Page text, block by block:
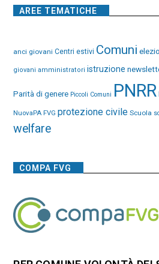
AREE TEMATICHE
anci giovani Centri estivi Comuni
giovani amministratori istruzione
Parità di genere Piccoli Comuni PNRR
NuovaPA FVG protezione civile Scuola
welfare
COMPA FVG